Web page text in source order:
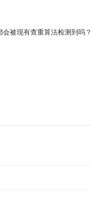
被现有查重算法检测到吗？